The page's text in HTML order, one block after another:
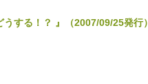
する！？ 』（2007/09/25発行）